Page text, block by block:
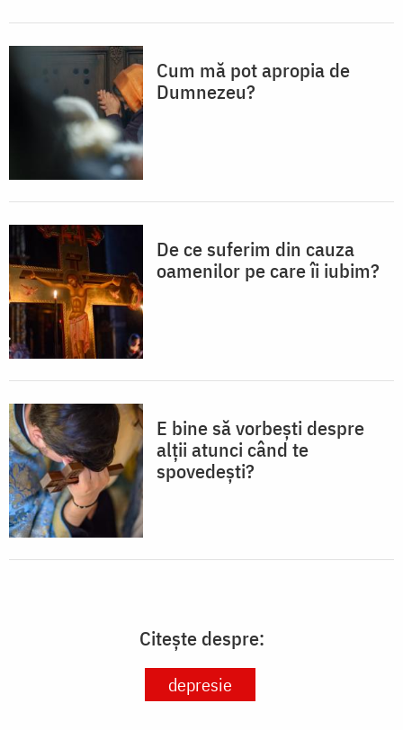
Cum mă pot apropia de
Dumnezeu?
De ce suferim din cauza
oamenilor pe care îi iubim?
E bine să vorbești despre
alții atunci când te
spovedești?
Citește despre:
depresie